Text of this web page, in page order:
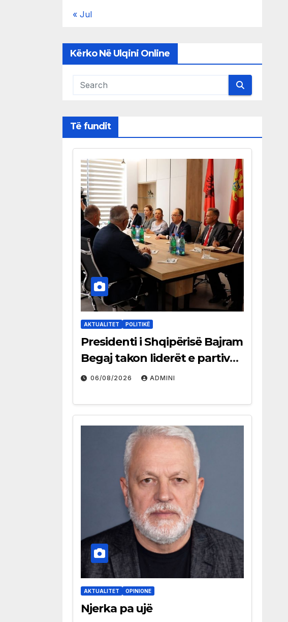
« Jul
Kërko Në Ulqini Online
Të fundit
AKTUALITET POLITIKË
Presidenti i Shqipërisë Bajram
Begaj takon liderët e partive
shqiptare në Ulqin
06/08/2026 ADMINI
AKTUALITET OPINIONE
Njerka pa ujë